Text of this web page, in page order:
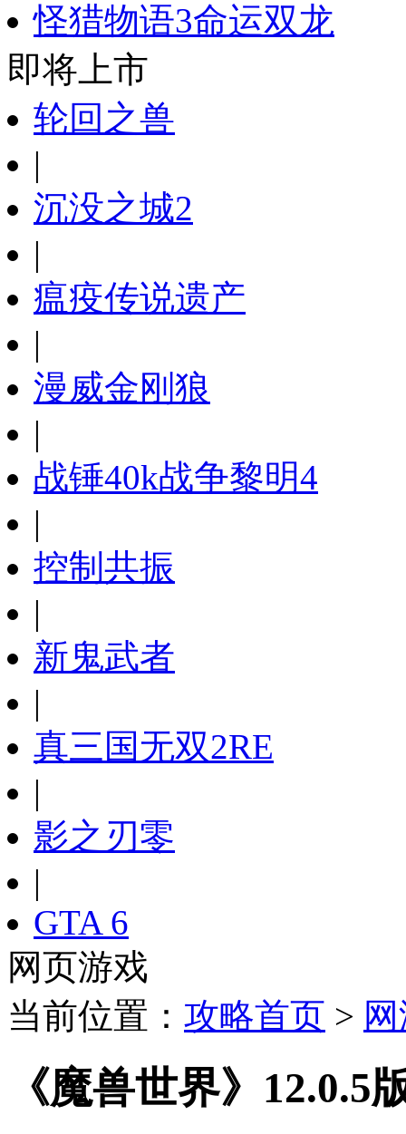
怪猎物语3命运双龙
即将上市
轮回之兽
|
沉没之城2
|
瘟疫传说遗产
|
漫威金刚狼
|
战锤40k战争黎明4
|
控制共振
|
新鬼武者
|
真三国无双2RE
|
影之刃零
|
GTA 6
网页游戏
当前位置： 攻略首页 >
《魔兽世界》12.0.5